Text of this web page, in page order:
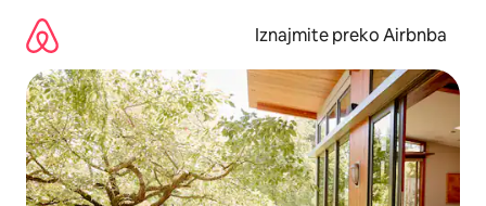
sadržaj
Iznajmite preko Airbnba